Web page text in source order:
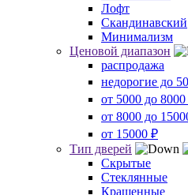
Лофт
Скандинавский
Минимализм
Ценовой диапазон
распродажа
недорогие до
от 5000 до
от 8000 до
от 15000 ₽
Тип дверей
Скрытые
Стеклянные
Крашенные